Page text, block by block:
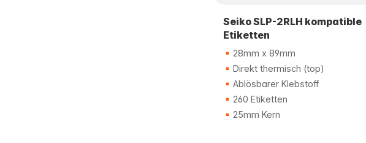
Seiko SLP-2RLH kompatible
Etiketten
28mm x 89mm
Direkt thermisch (top)
Ablösbarer Klebstoff
260 Etiketten
25mm Kern